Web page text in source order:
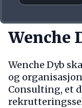
Wenche
Wenche Dyb
og
Consulting, et